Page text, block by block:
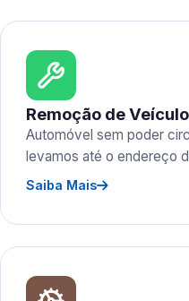
Remoção de
Automóvel sem poder
levamos até o endereço
Saiba Mais